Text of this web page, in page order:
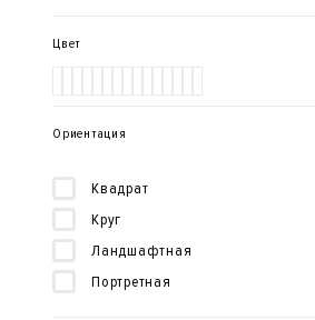
Цвет
Ориентация
Квадрат
Круг
Ландшафтная
Портретная